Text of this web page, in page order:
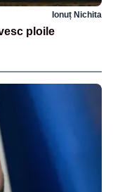
Ionuț Nichita
ploile